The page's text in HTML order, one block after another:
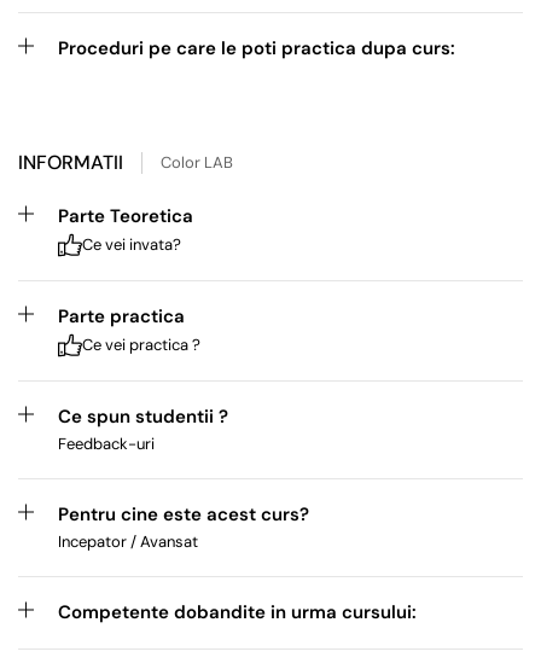
Proceduri pe care le poti practica dupa curs:
INFORMATII Color LAB
Parte Teoretica
Ce vei invata?
Parte practica
Ce vei practica ?
Ce spun studentii ?
Feedback-uri
Pentru cine este acest curs?
Incepator / Avansat
Competente dobandite in urma cursului: